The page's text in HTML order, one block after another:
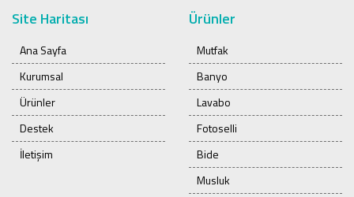
Site Haritası
Ana Sayfa
Kurumsal
Ürünler
Destek
İletişim
Ürünler
Mutfak
Banyo
Lavabo
Fotoselli
Bide
Musluk